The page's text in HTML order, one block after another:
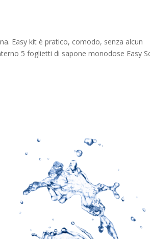
Easy kit è pratico, comodo, senza alcun
5 foglietti di sapone monodose Easy